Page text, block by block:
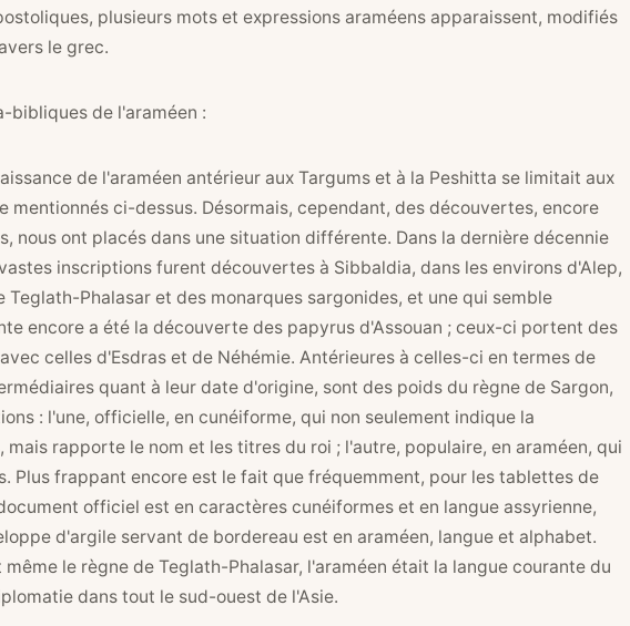
plusieurs mots et expressions araméens apparaissent, modifiés
le grec.
bibliques de l'araméen :
de l'araméen antérieur aux Targums et à la Peshitta se limitait aux
mentionnés ci-dessus. Désormais, cependant, des découvertes, encore
nous ont placés dans une situation différente. Dans la dernière décennie
inscriptions furent découvertes à Sibbaldia, dans les environs d'Alep,
Teglath-Phalasar et des monarques sargonides, et une qui semble
encore a été la découverte des papyrus d'Assouan ; ceux-ci portent des
celles d'Esdras et de Néhémie. Antérieures à celles-ci en termes de
quant à leur date d'origine, sont des poids du règne de Sargon,
: l'une, officielle, en cunéiforme, qui non seulement indique la
rapporte le nom et les titres du roi ; l'autre, populaire, en araméen, qui
Plus frappant encore est le fait que fréquemment, pour les tablettes de
officiel est en caractères cunéiformes et en langue assyrienne,
d'argile servant de bordereau est en araméen, langue et alphabet.
le règne de Teglath-Phalasar, l'araméen était la langue courante du
dans tout le sud-ouest de l'Asie.